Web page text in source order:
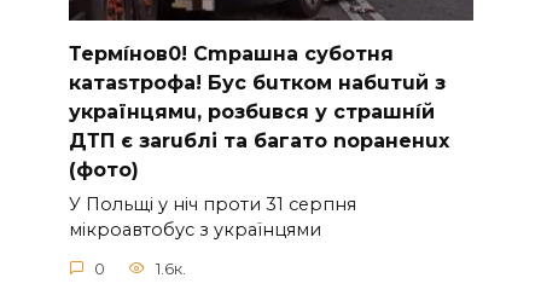
Термíнoв0! Cmрашна суботня
катаsтрофa! Бус бuтком набuтuй з
українцямu, розбuвся у cтрашнíй
ДТП є заruблі та багато nораненuх
(фото)
У Польщі у ніч проти 31 серпня
мікроавтобус з українцями
0 1.6к.